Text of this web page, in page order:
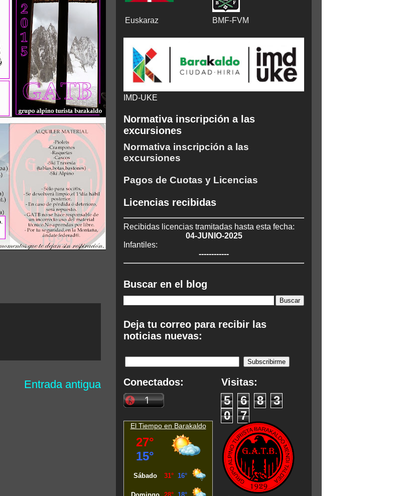
Entrada antigua
Euskaraz BMF-FVM
IMD-UKE
Normativa inscripción a las
excursiones
Normativa inscripción a las
excursiones
Pagos de Cuotas y Licencias
Licencias recibidas
Recibidas licencias tramitadas hasta esta fecha:
04-JUNIO-2025
Infantiles:
------------
Buscar en el blog
Deja tu correo para recibir las
noticias nuevas:
Conectados:
El Tiempo en Barakaldo
Visitas:
5 6 8
3
0
7